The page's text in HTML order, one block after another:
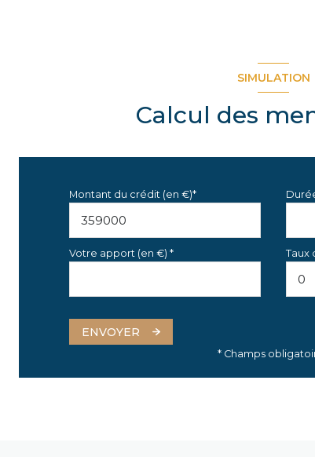
SIMULATION
Calcul des
Montant du crédit (en €)*
Votre apport (en €) * Taux
ENVOYER
* Champs